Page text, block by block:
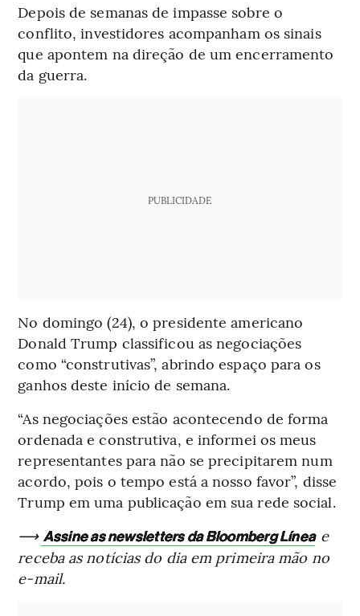
Depois de semanas de impasse sobre o
conflito, investidores acompanham os sinais
que apontem na direção de um encerramento
da guerra.
PUBLICIDADE
No domingo (24), o presidente americano
Donald Trump classificou as negociações
como “construtivas”, abrindo espaço para os
ganhos deste início de semana.
“As negociações estão acontecendo de forma
ordenada e construtiva, e informei os meus
representantes para não se precipitarem num
acordo, pois o tempo está a nosso favor”, disse
Trump em uma publicação em sua rede social.
⟶ Assine as newsletters da Bloomberg Línea e
receba as notícias do dia em primeira mão no
e-mail.